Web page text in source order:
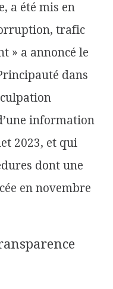
a été mis en
trafic
» a annoncé le
dans
information
2023, et qui
dont une
en novembre